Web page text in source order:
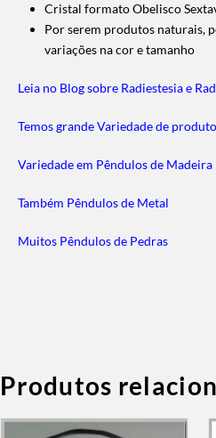
Cristal formato Obelisco
Por serem produtos naturais,
variações na cor e tamanho
Leia no Blog sobre Radiestesia e
Temos grande Variedade de
Variedade em Pêndulos de Madeira
Também Pêndulos de Metal
Muitos Pêndulos de Pedras
Produtos